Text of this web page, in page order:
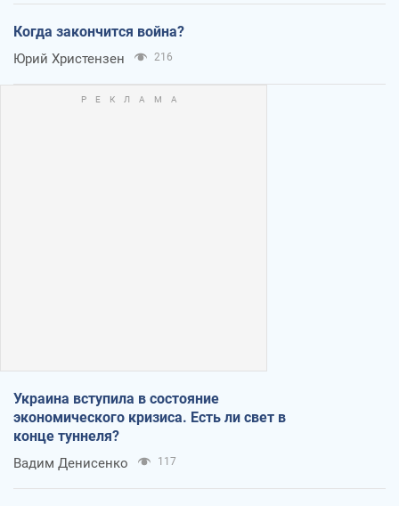
Когда закончится война?
Юрий Христензен 216
Украина вступила в состояние
экономического кризиса. Есть ли свет в
конце туннеля?
Вадим Денисенко 117